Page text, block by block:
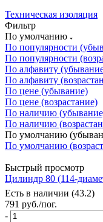
Техническая изоляция
Фильтр
По умолчанию
По популярности
По популярности
По алфавиту
По алфавиту
По цене (убывание)
По цене (возрастание)
По наличию
По наличию
По умолчанию
По умолчанию
Быстрый просмотр
Цилиндр 80 (114-
Есть в наличии (43.2)
791 руб./пог.
-